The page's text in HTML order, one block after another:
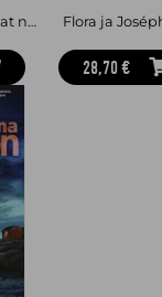
Tavaratalon rohkeat naiset Flora ja
28,70 €